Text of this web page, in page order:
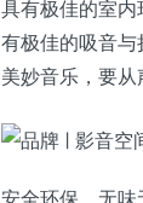
具有极佳的室
有极佳的吸音
美妙音乐，要
安全环保，无